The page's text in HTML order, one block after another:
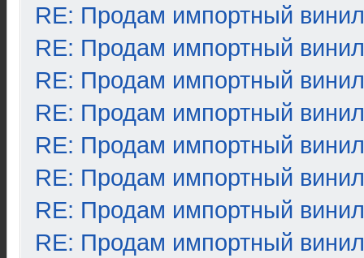
RE: Продам импортный винил
RE: Продам импортный винил
RE: Продам импортный винил
RE: Продам импортный винил
RE: Продам импортный винил
RE: Продам импортный винил
RE: Продам импортный винил
RE: Продам импортный винил